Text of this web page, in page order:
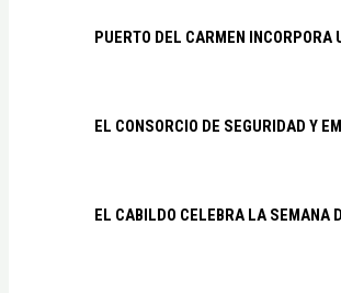
PUERTO DEL CARMEN
EL CONSORCIO DE SEGURIDAD Y
EL CABILDO CELEBRA LA SEMANA